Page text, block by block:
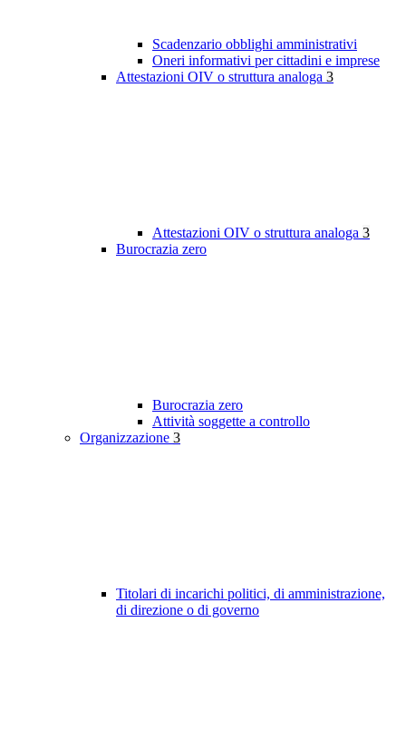
Scadenzario obblighi amministrativi
Oneri informativi per cittadini e imprese
Attestazioni OIV o struttura analoga 3
Attestazioni OIV o struttura analoga 3
Burocrazia zero
Burocrazia zero
Attività soggette a controllo
Organizzazione 3
Titolari di incarichi politici, di amministrazione,
di direzione o di governo